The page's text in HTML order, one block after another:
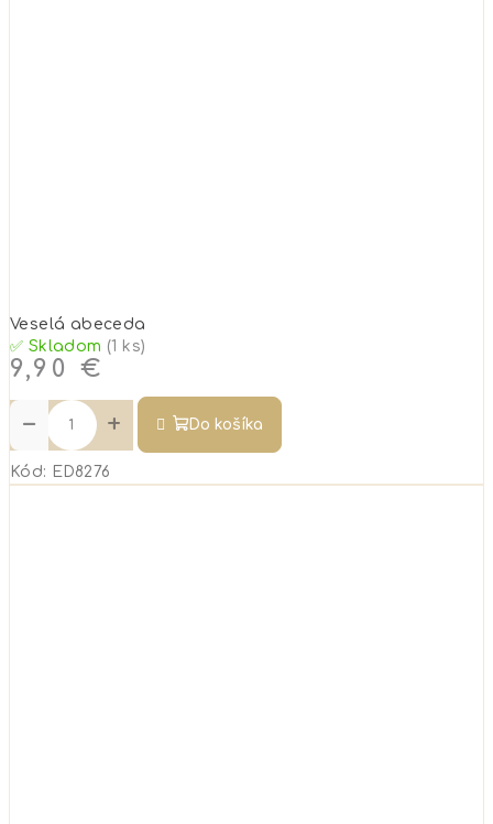
Veselá abeceda
✅ Skladom (1 ks)
9,90 €
+
− Do košíka
Kód: ED8276